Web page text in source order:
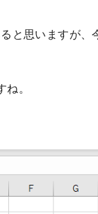
と思いますが
。